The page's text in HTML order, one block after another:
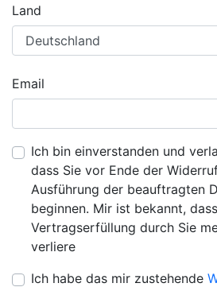
Land
Email
Ich bin einverstanden und
dass Sie vor Ende der
Ausführung der beauftragten
beginnen. Mir ist bekannt,
Vertragserfüllung durch Sie
verliere
Ich habe das mir zustehende